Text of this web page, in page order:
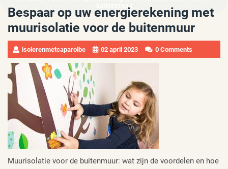
buitenmuur
Bespaar op uw energierekening met
muurisolatie voor de buitenmuur
isolerenmetcaparolbe 02 april 2023 0 Comments
Muurisolatie voor de buitenmuur: wat zijn de voordelen en hoe